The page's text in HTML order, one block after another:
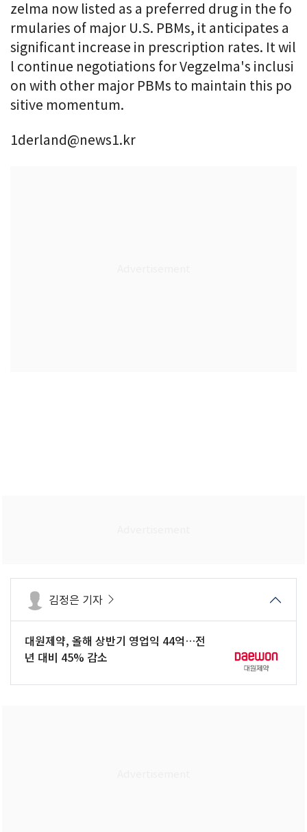
zelma now listed as a preferred drug in the fo
rmularies of major U.S. PBMs, it anticipates a
significant increase in prescription rates. It wil
l continue negotiations for Vegzelma's inclusi
on with other major PBMs to maintain this po
sitive momentum.
1derland@news1.kr
김정은 기자
대원제약, 올해 상반기 영업익 44억…전
년 대비 45% 감소